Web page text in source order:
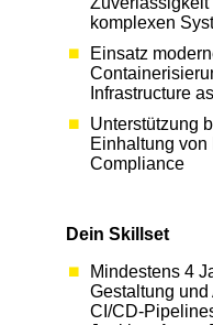
komplexen
Einsatz
Infrastructure
Unterstützung
Einhaltung von
Compliance
Dein Skillset
Mindestens 4
Gestaltung
CI/CD-